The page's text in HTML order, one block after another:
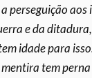
perseguição
e da
idade para
tem